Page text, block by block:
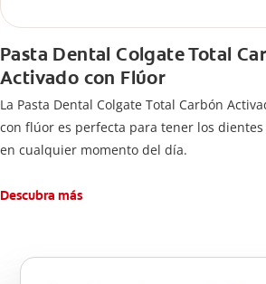
Pasta Dental Colgate Total
Activado con Flúor
La Pasta Dental Colgate Total Carbón
con flúor es perfecta para tener los
en cualquier momento del día.
Descubra más